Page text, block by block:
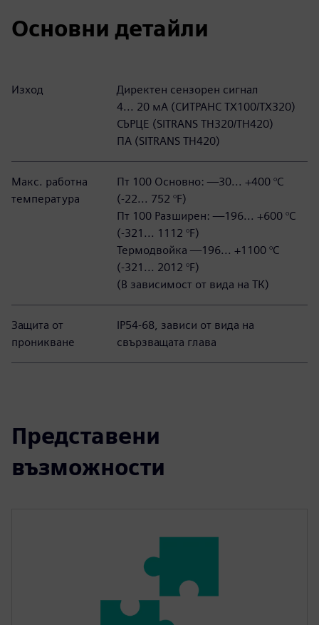
Основни детайли
Изход
Директен сензорен сигнал
4... 20 мА (СИТРАНС ТХ100/ТХ320)
СЪРЦЕ (SITRANS TH320/TH420)
ПА (SITRANS TH420)
Макс. работна
температура
Пт 100 Основно: —30... +400 °C
(-22... 752 °F)
Пт 100 Разширен: —196... +600 °C
(-321... 1112 °F)
Термодвойка —196... +1100 °C
(-321... 2012 °F)
(В зависимост от вида на ТК)
Защита от
проникване
IP54-68, зависи от вида на
свързващата глава
Представени
възможности